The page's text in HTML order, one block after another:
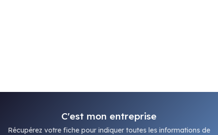
C'est mon entreprise
Récupérez votre fiche pour indiquer toutes les informations de